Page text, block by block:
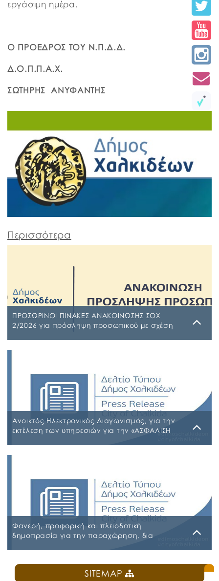
εργάσιμη ημέρα.
O ΠΡΟΕΔΡΟΣ ΤΟΥ Ν.Π.Δ.Δ.
Δ.Ο.Π.Π.Α.Χ.
ΣΩΤΗΡΗΣ ΑΝΥΦΑΝΤΗΣ
Περισσότερα
ΠΡΟΣΩΡΙΝΟΙ ΠΙΝΑΚΕΣ ΑΝΑΚΟΙΝΩΣΗΣ ΣΟΧ
2/2026 για πρόσληψη προσωπικού με σχέση
ΠΙΝΑΚΑΣ ΚΑΤΑΤΑΞΗΣ ΣΥΜΜΕΤΕΧΟΝΤΩΝ 1 ΡΗΒΖΩΗΑ-
Ρ5Τ-1 ΠΡΟΣΩΡΙΝΟΣ ΠΙΝΑΚΑΣ ΜΕΡΙΚΗΣ ΑΠΑΣΧΟΛΗΣΗΣ
ΨΔΑΚΩΗΑ-ΑΟ3 ΠΡΟΣΩΡΙΝΟΣ ΠΙΝΑΚΑΣ ΠΛΗΡΟΥΣ
ΑΠΑΣΧΟΛΗΣΗΣ ΨΦΑ4ΩΗΑ-ΦΣΒ ΠΡΟΣΩΡΙΝΟΣ ΠΙΝΑΚΑΣ
ΣΥΜΜΕΤΕΧΟΝΤΩΝ 6ΖΛΚΩΗΑ-ΠΩΗ
Ανοικτός Ηλεκτρονικός Διαγωνισμός, για την
εκτέλεση των υπηρεσιών για την «ΑΣΦΑΛΙΣΗ
ΑΣΦΑΛΕΙΕΣ 2026-2027 09-07-2026_signed
ΠΑΡΑΡΤΗΜΑ Α’ ΜΕΛΕΤΗ ΑΣΦΑΛΕΙΕΣ ΕΠΕΞΕΡΓΑΣΙΜΗ
2026-2027 09-07-2026 ΠΑΡΑΡΤΗΜΑ Β ΕΕΕΣ PDF_signed
ΠΕΡΙΛΗΨΗ ΔΙΑΚΗΡΥΞΗΣ ΑΣΦΑΛΕΙΕΣ_signed
Φανερή, προφορική και πλειοδοτική
δημοπρασία για την παραχώρηση, δια
χώρου στην Πλατεία Ελευθερίας
ΠΡΟΚΗΡΥΞΗ ΚΑΝΤΙΝΑ ΠΛΑΤΕΙΑΣ ΕΛΕΥΘΕΡΙΑΣ
SITEMAP